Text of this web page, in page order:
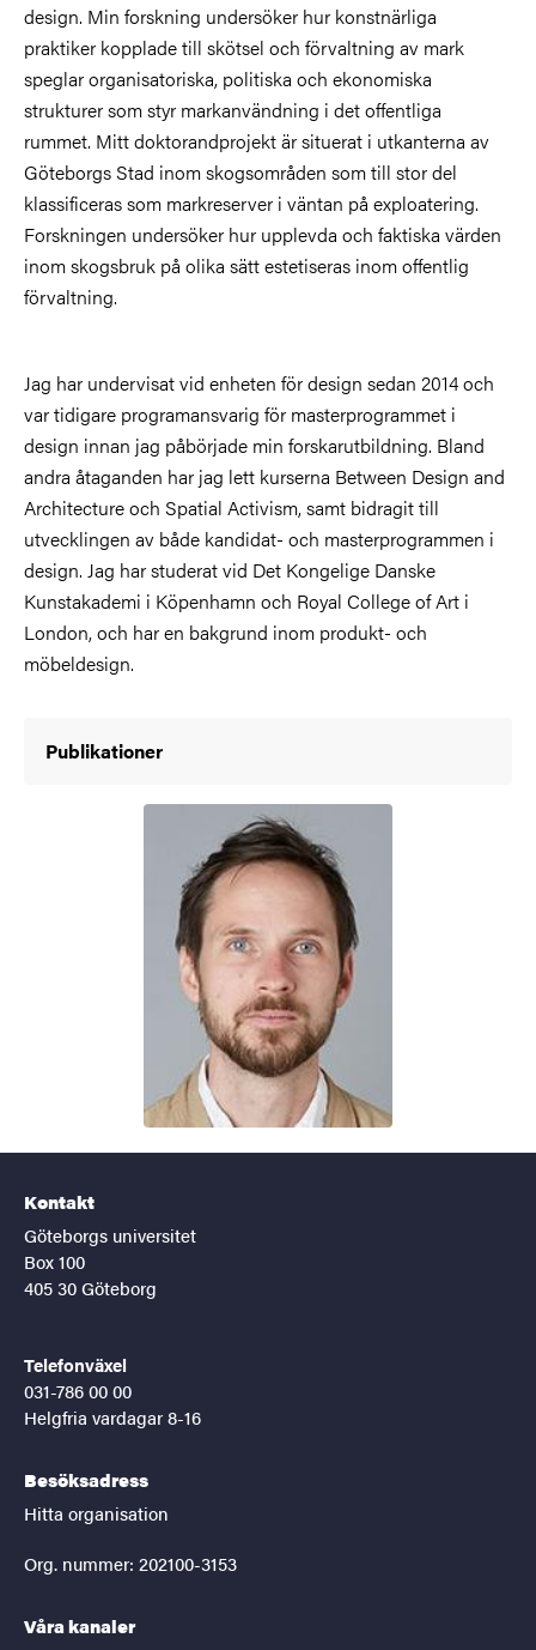
design. Min forskning undersöker hur konstnärliga
praktiker kopplade till skötsel och förvaltning av mark
speglar organisatoriska, politiska och ekonomiska
strukturer som styr markanvändning i det offentliga
rummet. Mitt doktorandprojekt är situerat i utkanterna av
Göteborgs Stad inom skogsområden som till stor del
klassificeras som markreserver i väntan på exploatering.
Forskningen undersöker hur upplevda och faktiska värden
inom skogsbruk på olika sätt estetiseras inom offentlig
förvaltning.
Jag har undervisat vid enheten för design sedan 2014 och
var tidigare programansvarig för masterprogrammet i
design innan jag påbörjade min forskarutbildning. Bland
andra åtaganden har jag lett kurserna Between Design and
Architecture och Spatial Activism, samt bidragit till
utvecklingen av både kandidat- och masterprogrammen i
design. Jag har studerat vid Det Kongelige Danske
Kunstakademi i Köpenhamn och Royal College of Art i
London, och har en bakgrund inom produkt- och
möbeldesign.
Publikationer
Kontakt
Göteborgs universitet
Box 100
405 30 Göteborg
Telefonväxel
031-786 00 00
Helgfria vardagar 8-16
Besöksadress
Hitta organisation
Org. nummer: 202100-3153
Våra kanaler